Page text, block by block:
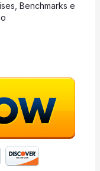
Benchmarks e